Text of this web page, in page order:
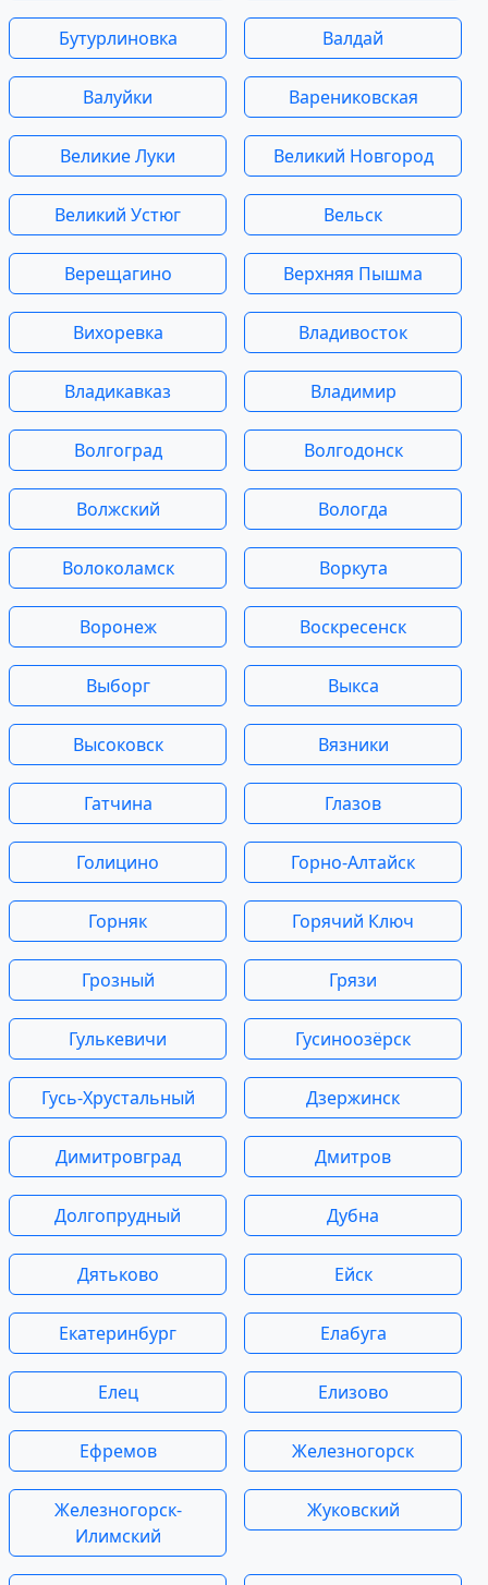
Бутурлиновка Валдай
Валуйки Варениковская
Великие Луки Великий Новгород
Великий Устюг Вельск
Верещагино Верхняя Пышма
Вихоревка Владивосток
Владикавказ Владимир
Волгоград Волгодонск
Волжский Вологда
Волоколамск Воркута
Воронеж Воскресенск
Выборг Выкса
Высоковск Вязники
Гатчина Глазов
Голицино Горно-Алтайск
Горняк Горячий Ключ
Грозный Грязи
Гулькевичи Гусиноозёрск
Гусь-Хрустальный Дзержинск
Димитровград Дмитров
Долгопрудный Дубна
Дятьково Ейск
Екатеринбург Елабуга
Елец Елизово
Ефремов Железногорск
Железногорск-
Илимский
Жуковский